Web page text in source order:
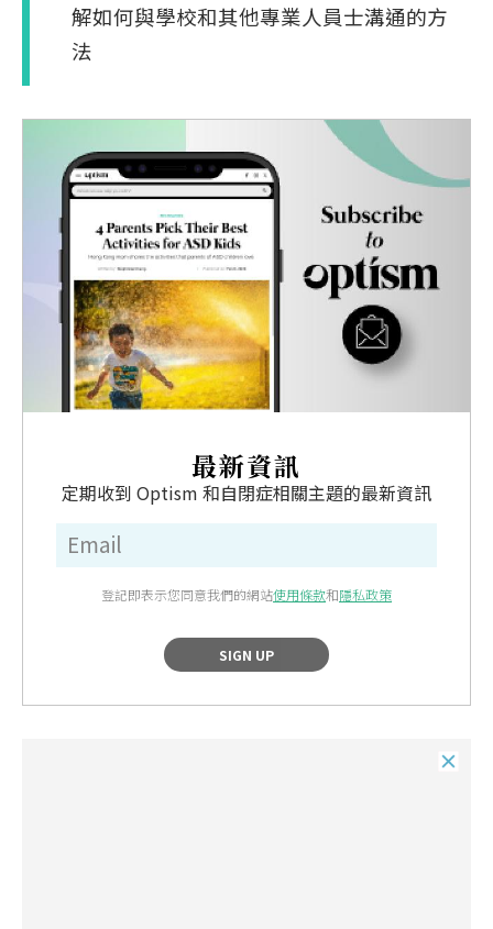
解如何與學校和其他專業人員士溝通的方
法
最新資訊
定期收到 Optism 和自閉症相關主題的最新資訊
登記即表示您同意我們的網站使用條款和隱私政策
SIGN UP